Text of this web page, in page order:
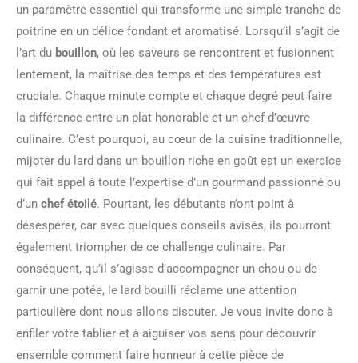
un paramètre essentiel qui transforme une simple tranche de
poitrine en un délice fondant et aromatisé. Lorsqu’il s’agit de
l’art du bouillon, où les saveurs se rencontrent et fusionnent
lentement, la maîtrise des temps et des températures est
cruciale. Chaque minute compte et chaque degré peut faire
la différence entre un plat honorable et un chef-d’œuvre
culinaire. C’est pourquoi, au cœur de la cuisine traditionnelle,
mijoter du lard dans un bouillon riche en goût est un exercice
qui fait appel à toute l’expertise d’un gourmand passionné ou
d’un chef étoilé. Pourtant, les débutants n’ont point à
désespérer, car avec quelques conseils avisés, ils pourront
également triompher de ce challenge culinaire. Par
conséquent, qu’il s’agisse d’accompagner un chou ou de
garnir une potée, le lard bouilli réclame une attention
particulière dont nous allons discuter. Je vous invite donc à
enfiler votre tablier et à aiguiser vos sens pour découvrir
ensemble comment faire honneur à cette pièce de